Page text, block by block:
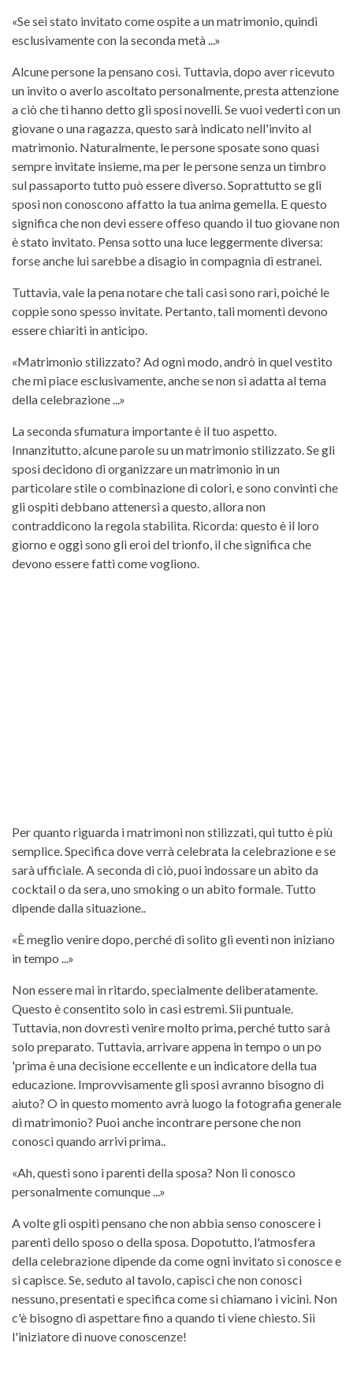
«Se sei stato invitato come ospite a un matrimonio, quindi
esclusivamente con la seconda metà ...»
Alcune persone la pensano così. Tuttavia, dopo aver ricevuto
un invito o averlo ascoltato personalmente, presta attenzione
a ciò che ti hanno detto gli sposi novelli. Se vuoi vederti con un
giovane o una ragazza, questo sarà indicato nell'invito al
matrimonio. Naturalmente, le persone sposate sono quasi
sempre invitate insieme, ma per le persone senza un timbro
sul passaporto tutto può essere diverso. Soprattutto se gli
sposi non conoscono affatto la tua anima gemella. E questo
significa che non devi essere offeso quando il tuo giovane non
è stato invitato. Pensa sotto una luce leggermente diversa:
forse anche lui sarebbe a disagio in compagnia di estranei.
Tuttavia, vale la pena notare che tali casi sono rari, poiché le
coppie sono spesso invitate. Pertanto, tali momenti devono
essere chiariti in anticipo.
«Matrimonio stilizzato? Ad ogni modo, andrò in quel vestito
che mi piace esclusivamente, anche se non si adatta al tema
della celebrazione ...»
La seconda sfumatura importante è il tuo aspetto.
Innanzitutto, alcune parole su un matrimonio stilizzato. Se gli
sposi decidono di organizzare un matrimonio in un
particolare stile o combinazione di colori, e sono convinti che
gli ospiti debbano attenersi a questo, allora non
contraddicono la regola stabilita. Ricorda: questo è il loro
giorno e oggi sono gli eroi del trionfo, il che significa che
devono essere fatti come vogliono.
Per quanto riguarda i matrimoni non stilizzati, qui tutto è più
semplice. Specifica dove verrà celebrata la celebrazione e se
sarà ufficiale. A seconda di ciò, puoi indossare un abito da
cocktail o da sera, uno smoking o un abito formale. Tutto
dipende dalla situazione..
«È meglio venire dopo, perché di solito gli eventi non iniziano
in tempo ...»
Non essere mai in ritardo, specialmente deliberatamente.
Questo è consentito solo in casi estremi. Sii puntuale.
Tuttavia, non dovresti venire molto prima, perché tutto sarà
solo preparato. Tuttavia, arrivare appena in tempo o un po
'prima è una decisione eccellente e un indicatore della tua
educazione. Improvvisamente gli sposi avranno bisogno di
aiuto? O in questo momento avrà luogo la fotografia generale
di matrimonio? Puoi anche incontrare persone che non
conosci quando arrivi prima..
«Ah, questi sono i parenti della sposa? Non li conosco
personalmente comunque ...»
A volte gli ospiti pensano che non abbia senso conoscere i
parenti dello sposo o della sposa. Dopotutto, l'atmosfera
della celebrazione dipende da come ogni invitato si conosce e
si capisce. Se, seduto al tavolo, capisci che non conosci
nessuno, presentati e specifica come si chiamano i vicini. Non
c'è bisogno di aspettare fino a quando ti viene chiesto. Sii
l'iniziatore di nuove conoscenze!